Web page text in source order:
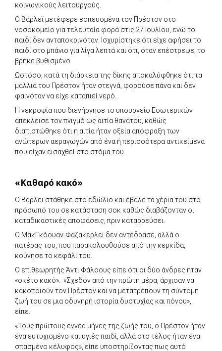
κοινωνικούς λειτουργούς.
Ο Βάρλεϊ μετέφερε εσπευσμένα τον Πρέστον στο
νοσοκομείο για τελευταία φορά στις 27 Ιουλίου, ενώ το
παιδί δεν ανταποκρινόταν. Ισχυρίστηκε ότι είχε αφήσει το
παιδί στο μπάνιο για λίγα λεπτά και ότι, όταν επέστρεψε, το
βρήκε βυθισμένο.
Ωστόσο, κατά τη διάρκεια της δίκης αποκαλύφθηκε ότι τα
μαλλιά του Πρέστον ήταν στεγνά, φορούσε πάνα και δεν
φαινόταν να είχε καταπιεί νερό.
Η νεκροψία που διενήργησε το υπουργείο Εσωτερικών
απέκλεισε τον πνιγμό ως αιτία θανάτου, καθώς
διαπιστώθηκε ότι η αιτία ήταν οξεία απόφραξη των
ανώτερων αεραγωγών από ένα ή περισσότερα αντικείμενα
που είχαν εισαχθεί στο στόμα του.
«Καθαρό κακό»
Ο Βάρλεϊ στάθηκε στο εδώλιο και έβαλε τα χέρια του στο
πρόσωπό του σε κατάσταση σοκ καθώς διαβάζονταν οι
καταδικαστικές αποφάσεις, πριν καταρρεύσει.
Ο ΜακΓκόουαν-Φάζακερλεϊ δεν αντέδρασε, αλλά ο
πατέρας του, που παρακολουθούσε από την κερκίδα,
κούνησε το κεφάλι του.
Ο επιθεωρητής Άντι Φάλοους είπε ότι οι δύο άνδρες ήταν
«σκέτο κακό». «Σχεδόν από την πρώτη μέρα, άρχισαν να
κακοποιούν τον Πρέστον και να μετατρέπουν τη σύντομη
ζωή του σε μια οδυνηρή ιστορία δυστυχίας και πόνου»,
είπε.
«Τους πρώτους εννέα μήνες της ζωής του, ο Πρέστον ήταν
ένα ευτυχισμένο και υγιές παιδί, αλλά στο τέλος ήταν ένα
σπασμένο κέλυφος», είπε υποστηρίζοντας πως αυτό